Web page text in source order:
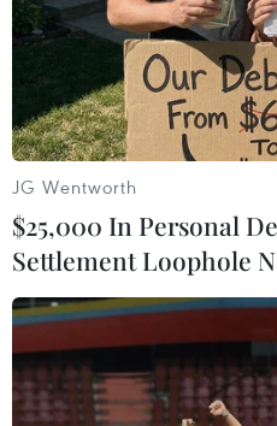
Tìm nhân chứng về mộ
sau trận đánh Cồn Tiên
09/08/2026 02:53
JG Wentworth
$25,000 In Personal
Settlement Loophole